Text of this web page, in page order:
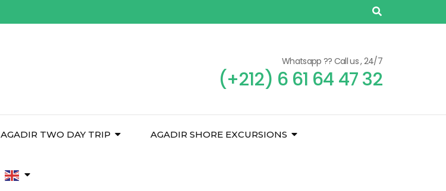
Whatsapp ?? Call us , 24/7
(+212) 6 61 64 47 32
AGADIR TWO DAY TRIP AGADIR SHORE EXCURSIONS